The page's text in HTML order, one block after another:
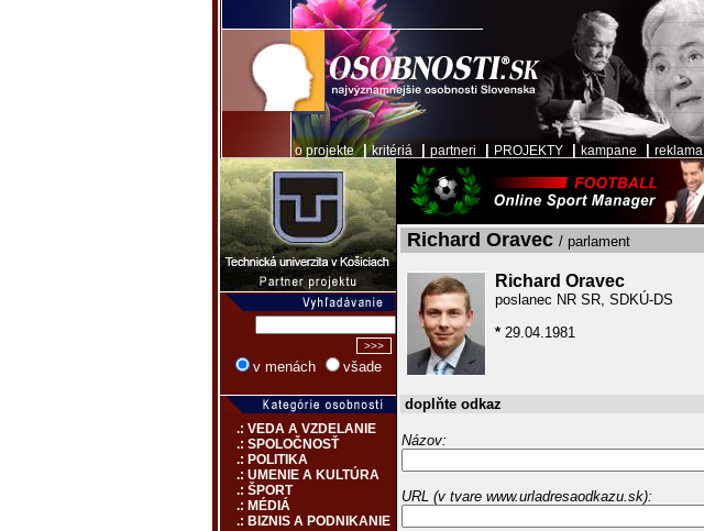
o projekte|kritériá partneri PROJEKTY kampane reklama
v menách všade
.: VEDA A VZDELANIE
.: SPOLOČNOSŤ
.: POLITIKA
.: UMENIE A KULTÚRA
.: ŠPORT
.: MÉDIÁ
.: BIZNIS A PODNIKANIE
Richard Oravec / parlament
Richard Oravec
poslanec NR SR, SDKÚ-DS
* 29.04.1981
doplňte odkaz
Názov:
URL (v tvare www.urladresaodkazu.sk):